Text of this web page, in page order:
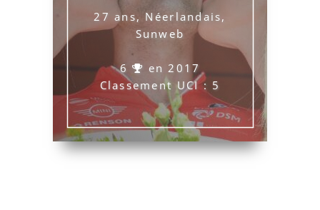
27 ans, Néerlandais,
Sunweb
6
en 2017
Classement UCI : 5